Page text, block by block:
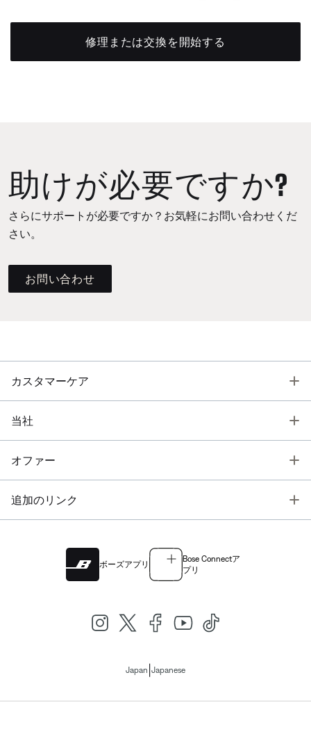
修理または交換を開始する
助けが必要ですか?
さらにサポートが必要ですか？お気軽にお問い合わせくだ
さい。
お問い合わせ
カスタマーケア
当社
オファー
追加のリンク
ボーズアプリ
Bose Connectア
プリ
Japan Japanese